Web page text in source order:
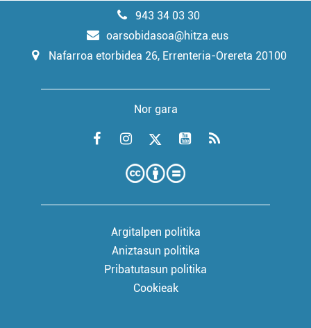
943 34 03 30
oarsobidasoa@hitza.eus
Nafarroa etorbidea 26, Errenteria-Orereta 20100
Nor gara
Argitalpen politika
Aniztasun politika
Pribatutasun politika
Cookieak